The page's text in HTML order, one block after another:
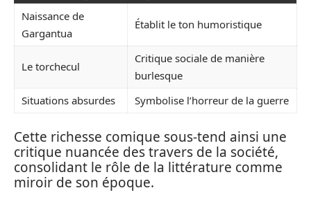
Naissance de
Gargantua
Établit le ton humoristique
Le torchecul
Critique sociale de manière
burlesque
Situations absurdes
Symbolise l’horreur de la guerre
Cette richesse comique sous-tend ainsi une
critique nuancée des travers de la société,
consolidant le rôle de la littérature comme
miroir de son époque.